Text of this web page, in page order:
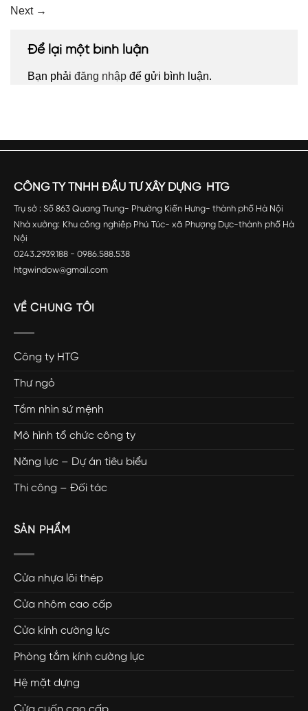
Next →
Để lại một bình luận
Bạn phải đăng nhập để gửi bình luận.
CÔNG TY TNHH ĐẦU TƯ XÂY DỰNG HTG
Trụ sở : Số 863 Quang Trung- Phường Kiến Hưng- thành phố Hà Nội
Nhà xưởng: Khu công nghiêp Phú Túc- xã Phượng Dực-thành phố Hà
Nội
0243.2939.188 - 0986.588.538
htgwindow@gmail.com
VỀ CHÚNG TÔI
Công ty HTG
Thư ngỏ
Tầm nhìn sứ mệnh
Mô hình tổ chức công ty
Năng lực – Dự án tiêu biểu
Thi công – Đối tác
SẢN PHẨM
Cửa nhựa lõi thép
Cửa nhôm cao cấp
Cửa kính cường lực
Phòng tắm kính cường lực
Hệ mặt dựng